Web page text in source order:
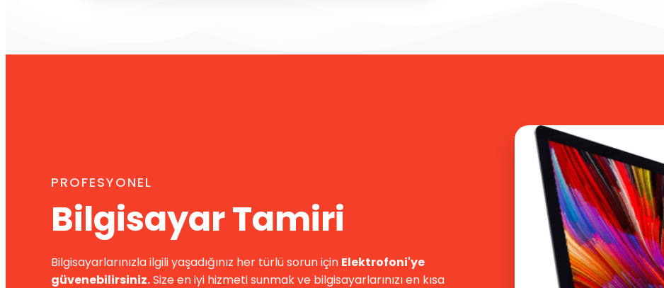
PROFESYONEL
Bilgisayar Tamiri
Bilgisayarlarınızla ilgili yaşadığınız her türlü sorun için Elektrofoni'ye
güvenebilirsiniz.Size en iyi hizmeti sunmak ve bilgisayarlarınızı en kısa